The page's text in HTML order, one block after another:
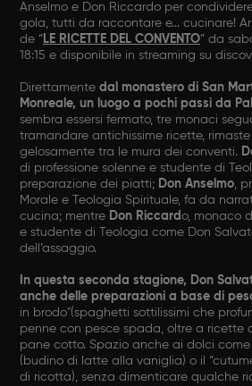
Anselmo e Don Riccardo per
gola, tutti da raccontare e... cucinare!
de “ LE RICETTE DEL CONVENTO” da
18:15 e disponibile in streaming su
Direttamente dal monastero di San
Monreale, un luogo a pochi passi da
sembra essersi fermato, tre monaci
tramandare antichissime ricette,
gelosamente tra le mura dei conventi.
di professione solenne e studente di
preparazione dei piatti; Don Anselmo,
Morale e Teologia Spirituale, fa da
cucina; mentre Don Riccard o, monaco
e studente di Teologia come Don
dell’assaggio.
In questa seconda stagione, Don
anche delle preparazioni a base di
in brodo"(spaghetti sottilissimi che
penne con pesce spada, oltre a ricette
pane cotto. Spazio anche ai dolci come
(budino di latte alla vaniglia) o il
di ricotta), senza dimenticare qualche